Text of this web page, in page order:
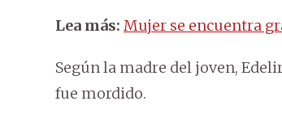
Lea más: Mujer se encuentra
Según la madre del joven,
fue mordido.